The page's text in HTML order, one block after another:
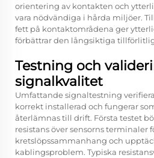
orientering av kontakten och
vara nödvändiga i hårda miljöer.
fett på kontaktområdena ger
förbättrar den långsiktiga
Testning och
signalkvalitet
Umfattande signaltestning
korrekt installerad och fungerar
återlämnas till drift. Första testet
resistans över sensorns terminaler
kretslöpssammanhang och
kablingsproblem. Typiska